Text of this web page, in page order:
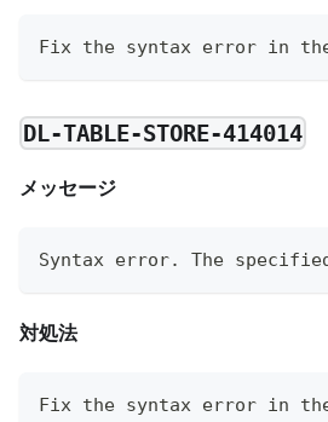
Fix the syntax error in
DL-TABLE-STORE-414014
メッセージ
Syntax error. The
対処法
Fix the syntax error in